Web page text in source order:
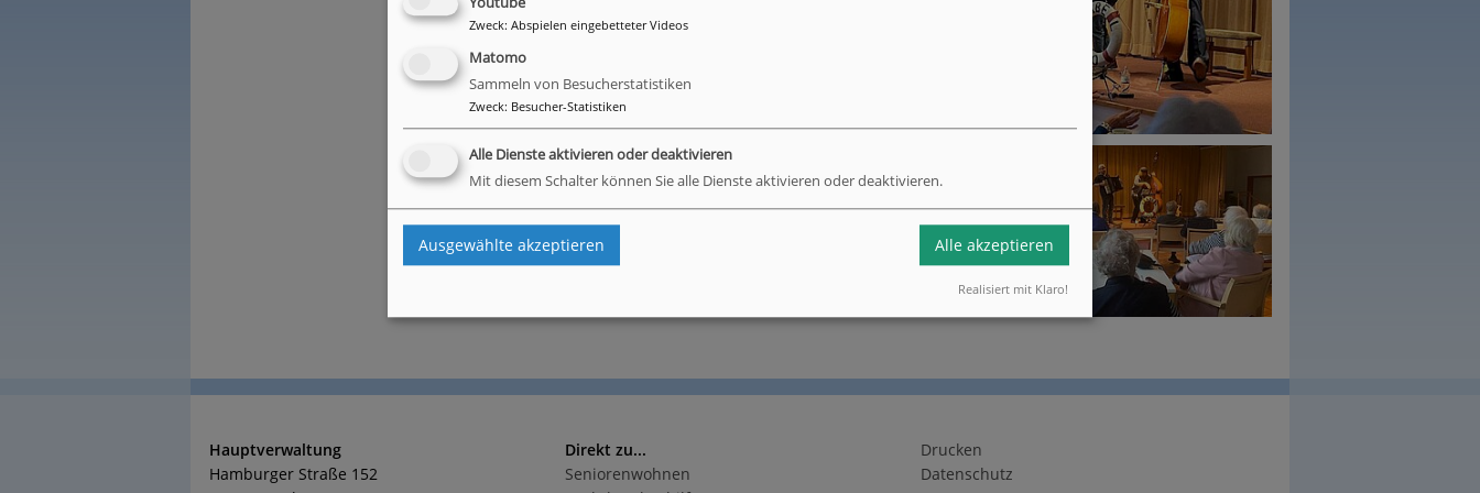
zurück
Hauptverwaltung
Hamburger Straße 152
Direkt zu...
Seniorenwohnen
Drucken
Datenschutz
Zweck: Abspielen eingebetteter Videos
Matomo
Sammeln von Besucherstatistiken
Zweck: Besucher-Statistiken
Alle Dienste aktivieren oder deaktivieren
Mit diesem Schalter können Sie alle Dienste aktivieren oder deaktivieren.
Ausgewählte akzeptieren Alle akzeptieren
Realisiert mit Klaro!